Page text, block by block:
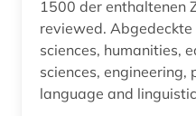
ejournals (1)
elektrizität (3)
1500 der enthaltenen
reviewed. Abgedeckte Disziplinen: social
sciences, humanities,
sciences, engineering,
language and